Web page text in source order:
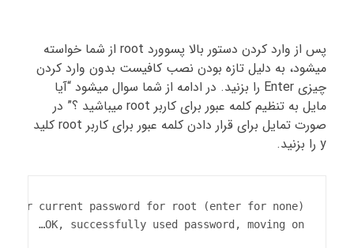
پس از وارد کردن دستور بالا پسوورد root از شما خواسته
میشود، به دلیل تازه بودن نصب کافیست بدون وارد کردن
چیزی Enter را بزنید. در ادامه از شما سوال میشود “آیا
مایل به تنظیم کلمه عبور برای کاربر root میباشید ؟” در
صورت تمایل برای قرار دادن کلمه عبور برای کاربر root کلید
y را بزنید.